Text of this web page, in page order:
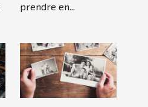
prendre en...